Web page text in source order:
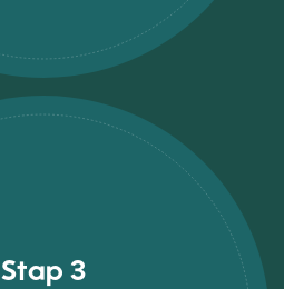
Stap 3